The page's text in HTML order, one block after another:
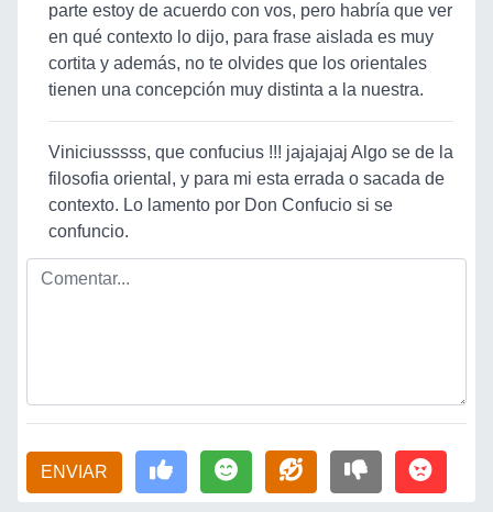
parte estoy de acuerdo con vos, pero habría que ver
en qué contexto lo dijo, para frase aislada es muy
cortita y además, no te olvides que los orientales
tienen una concepción muy distinta a la nuestra.
Viniciusssss, que confucius !!! jajajajaj Algo se de la
filosofia oriental, y para mi esta errada o sacada de
contexto. Lo lamento por Don Confucio si se
confuncio.
ENVIAR